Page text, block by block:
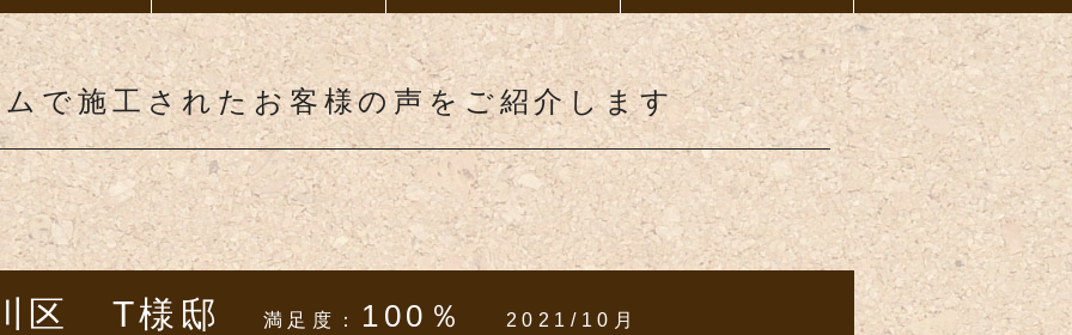
で施工されたお客様の声をご紹介します
区 T様邸 満足度： 100％ 2021/10月